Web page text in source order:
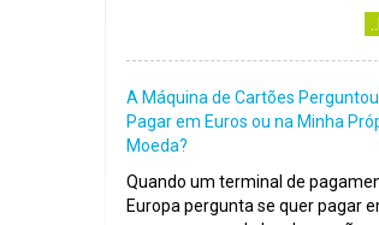
A Máquina de Cartões
Pagar em Euros ou na Minha
Moeda?
Quando um terminal de
Europa pergunta se quer pagar